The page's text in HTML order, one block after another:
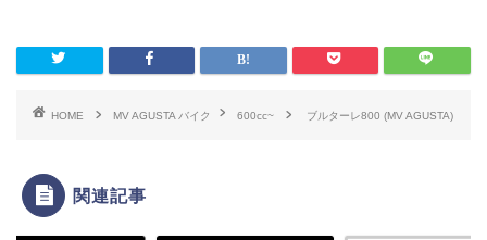
HOME MV AGUSTA バイク 600cc~ ブルターレ800 (MV AGUSTA)
関連記事